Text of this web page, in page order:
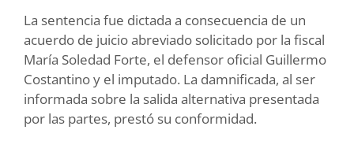
La sentencia fue dictada a consecuencia de un
acuerdo de juicio abreviado solicitado por la fiscal
María Soledad Forte, el defensor oficial Guillermo
Costantino y el imputado. La damnificada, al ser
informada sobre la salida alternativa presentada
por las partes, prestó su conformidad.